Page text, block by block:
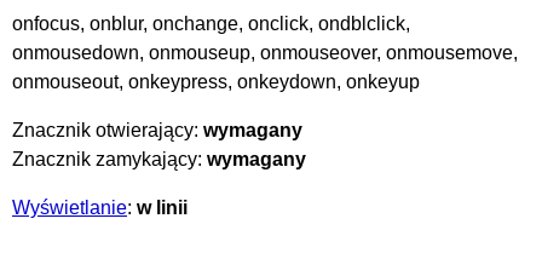
onfocus, onblur, onchange, onclick, ondblclick,
onmousedown, onmouseup, onmouseover, onmousemove,
onmouseout, onkeypress, onkeydown, onkeyup
Znacznik otwierający: wymagany
Znacznik zamykający: wymagany
Wyświetlanie: w linii